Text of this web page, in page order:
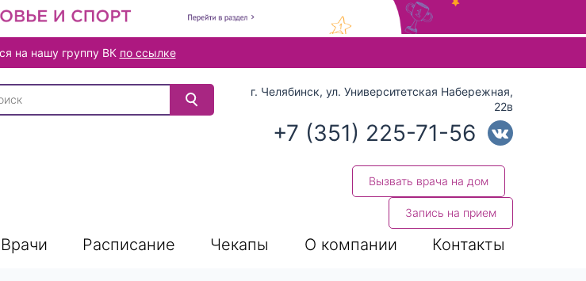
на нашу группу ВК по ссылке
найденных результатов используйте стрелки вверх и вниз для выбора и Enter для перехода на
г. Челябинск, ул. Университетская Набережная,
22в
+7 (351) 225-71-56
Вызвать врача на дом
Запись на прием
Врачи Расписание Чекапы О компании Контакты